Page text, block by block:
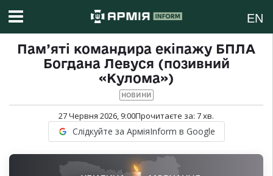
EN
Пам’яті командира екіпажу БПЛА
Богдана Левуся (позивний
«Кулома»)
НОВИНИ
27 Червня 2026, 9:00Прочитаєте за: 7хв.
Слідкуйте за АрміяInform в Google